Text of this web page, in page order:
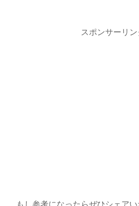
スポンサーリン